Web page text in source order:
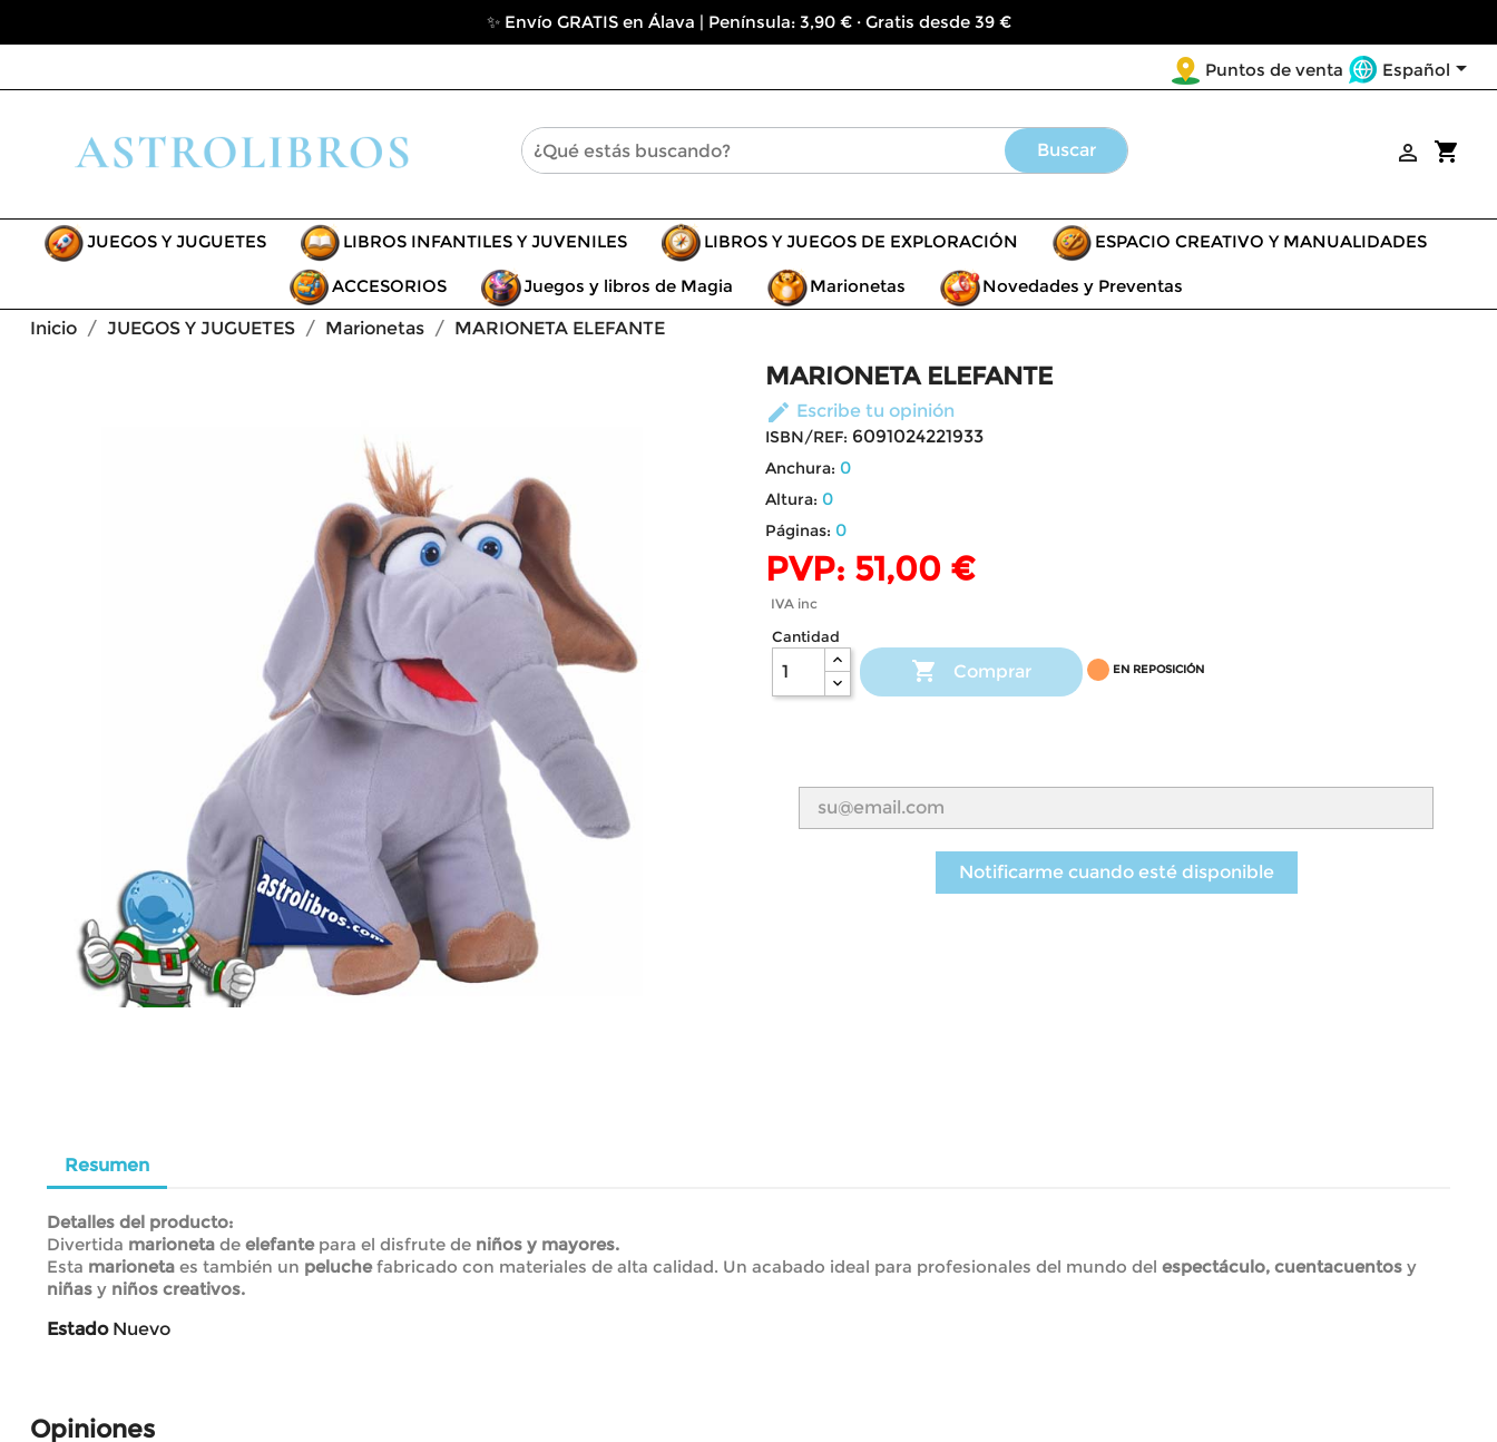
✨ Envío GRATIS en Álava | Península: 3,90 € · Gratis desde 39 €
Puntos de venta Español
Buscar shopping_cart

JUEGOS Y JUGUETES LIBROS INFANTILES Y JUVENILES LIBROS Y JUEGOS DE EXPLORACIÓN ESPACIO CREATIVO Y MANUALIDADES
ACCESORIOS Juegos y libros de Magia Marionetas
Novedades y Preventas
Inicio
JUEGOS Y JUGUETES Marionetas MARIONETA ELEFANTE
MARIONETA ELEFANTE
edit Escribe tu opinión
ISBN/REF: 6091024221933
Anchura: 0
Altura: 0
Páginas: 0
PVP: 51,00 €
IVA inc
Cantidad
 Comprar EN REPOSICIÓN
Notificarme cuando esté disponible
Resumen
Detalles del producto:
Divertida marioneta de elefantepara el disfrute de niños y mayores.
Esta marioneta es también un peluchefabricado con materiales de alta calidad. Un acabado ideal para profesionales del mundo del espectáculo, cuentacuentos y
niñas y niños creativos.
Estado Nuevo
Opiniones